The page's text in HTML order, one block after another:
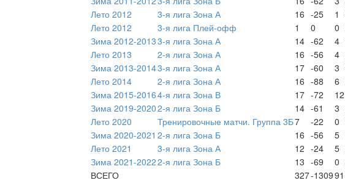
Лето 2012
3-я лига Зона А 16 -25 1
Лето 2012
3-я лига Плей-офф 1 0 0
Зима 2012-20133-я лига Зона А 14 -62 4
Лето 2013
2-я лига Зона А 16 -56 4
Зима 2013-20143-я лига Зона А 17 -60 3
Лето 2014
2-я лига Зона А 16 -88 6
Зима 2015-20164-я лига Зона В 17 -72 12
Зима 2019-20202-я лига Зона Б 14 -61 3
Лето 2020
Тренировочные матчи. Группа 3Б7 -22 0
Зима 2020-2021 2-я лига Зона Б 16 -56 5
Лето 2021
3-я лига Зона А 12 -24 5
Зима 2021-20222-я лига Зона Б 13 -69 0
ВСЕГО
327-130991